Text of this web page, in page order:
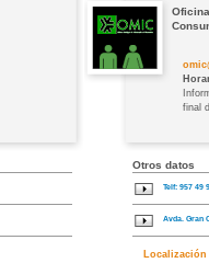
final
Otros datos
Telf: 957 49
Avda. Gran
Localización